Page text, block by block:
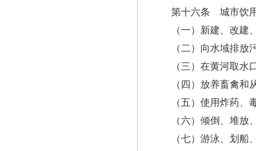
第十六条 城市饮用
（一）新建、改建、
（二）向水域排放污
（三）在黄河取水口
（四）放养畜禽和从
（五）使用炸药、毒
（六）倾倒、堆放、
（七）游泳、划船、